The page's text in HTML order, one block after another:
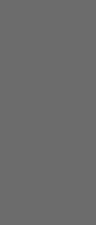
rund um agria-
Anwendern:
und
Geräte,
oder die gezielte
Lösungen
Austausch und
Produkte!